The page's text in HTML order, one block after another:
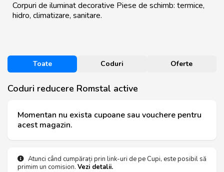
Corpuri de iluminat decorative Piese de schimb: termice,
hidro, climatizare, sanitare.
Toate Coduri Oferte
Coduri reducere Romstal active
Momentan nu exista cupoane sau vouchere pentru
acest magazin.
Atunci când cumpărați prin link-uri de pe Cupi, este posibil să
primim un comision. Vezi detalii.